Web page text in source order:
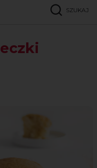
SZUKAJ
Pinterest
serwisie Facebook